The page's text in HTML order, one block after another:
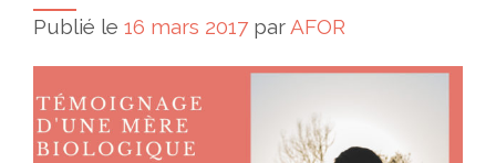
Publié le 16 mars 2017 par AFOR